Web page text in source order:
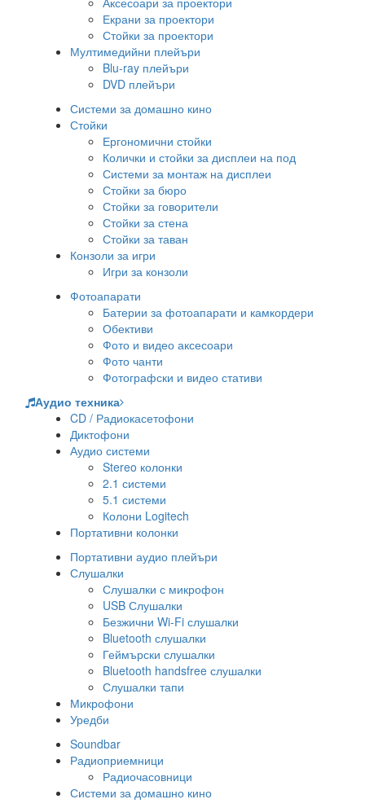
Екрани за проектори
Стойки за проектори
Мултимедийни плейъри
Blu-ray плейъри
DVD плейъри
Системи за домашно кино
Стойки
Ергономични стойки
Колички и стойки за дисплеи на под
Системи за монтаж на дисплеи
Стойки за бюро
Стойки за говорители
Стойки за стена
Стойки за таван
Конзоли за игри
Игри за конзоли
Фотоапарати
Батерии за фотоапарати и камкордери
Обективи
Фото и видео аксесоари
Фото чанти
Фотографски и видео стативи
Аудио техника
CD / Радиокасетофони
Диктофони
Аудио системи
Stereo колонки
2.1 системи
5.1 системи
Колони Logitech
Портативни колонки
Портативни аудио плейъри
Слушалки
Слушалки с микрофон
USB Слушалки
Безжични Wi-Fi слушалки
Bluetooth слушалки
Геймърски слушалки
Bluetooth handsfree слушалки
Слушалки тапи
Микрофони
Уредби
Soundbar
Радиоприемници
Радиочасовници
Системи за домашно кино